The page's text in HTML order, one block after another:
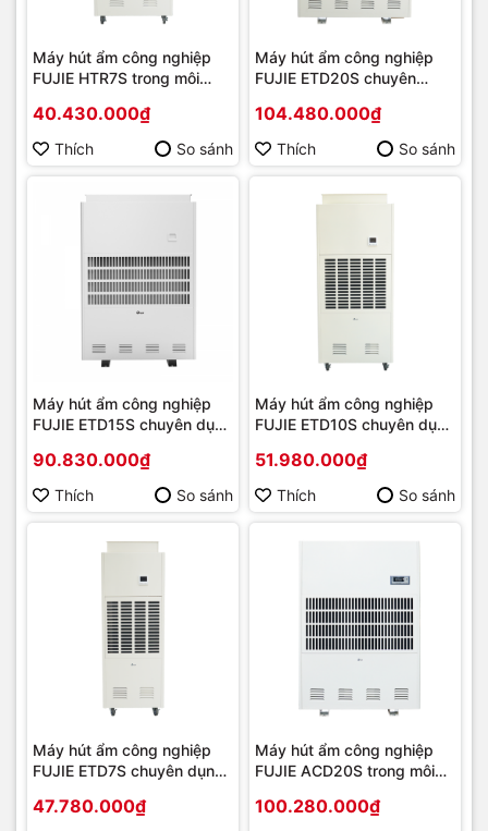
Máy hút ẩm công nghiệp
FUJIE HTR7S trong môi
chính hãng
40.430.000₫
Thích So sánh
Máy hút ẩm công nghiệp
FUJIE ETD20S chuyên
Hàng chính hãng
104.480.000₫
Thích So sánh
Máy hút ẩm công nghiệp
FUJIE ETD15S chuyên dụng
chính hãng
90.830.000₫
Thích So sánh
Máy hút ẩm công nghiệp
FUJIE ETD10S chuyên dụng
chính hãng
51.980.000₫
Thích So sánh
Máy hút ẩm công nghiệp
FUJIE ETD7S chuyên dụng
chính hãng
47.780.000₫
Máy hút ẩm công nghiệp
FUJIE ACD20S trong môi
Hàng chính hãng
100.280.000₫